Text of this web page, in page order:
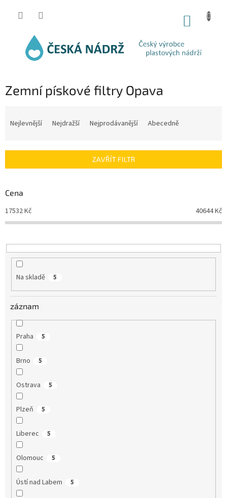
Zemní pískové filtry Opava
í
r
o
d
u
t
ů
Nejlevnější Nejdražší Nejprodávanější Abecedně
ZAVŘÍT FILTR
Cena
17532Kč 40644Kč
Na skladě 5
záznam
Praha 5
Brno 5
Ostrava 5
Plzeň 5
Liberec 5
Olomouc 5
Ústí nad Labem 5